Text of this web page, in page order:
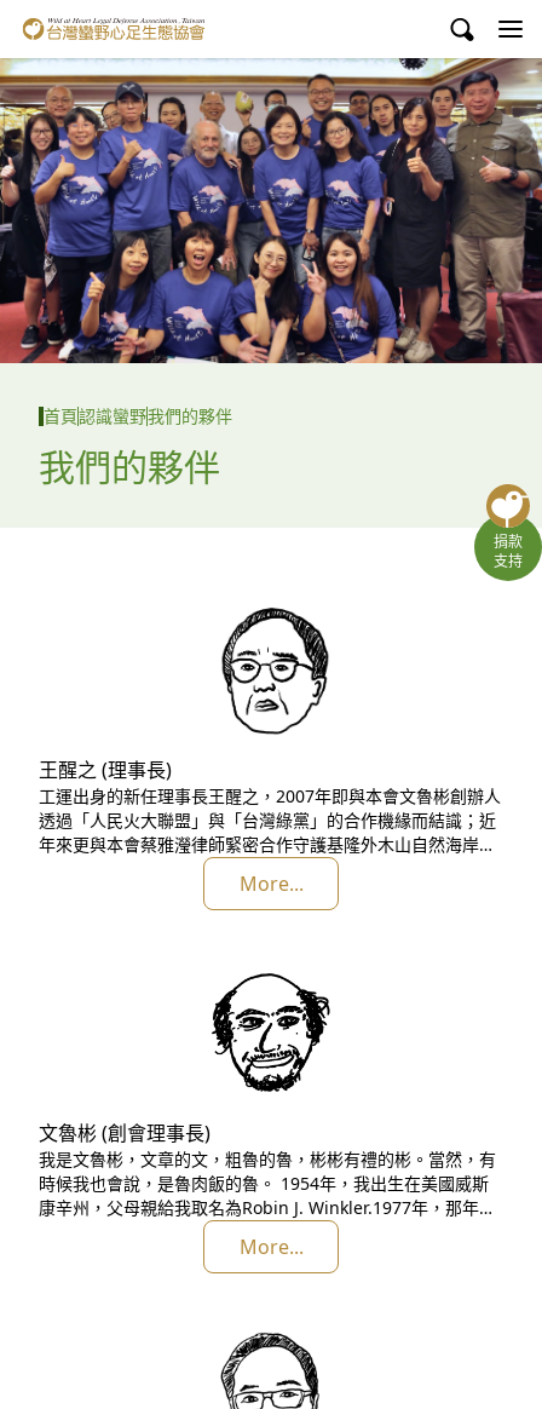
台灣蠻野心足生態協會
認識蠻野
議題與行動
環境教育
白海豚媽祖宮
支持蠻野
English
臉書
YouTube
捐款
支持
首頁認識蠻野我們的夥伴
我們的夥伴
王醒之 (理事長)
工運出身的新任理事長王醒之，2007年即與本會文魯彬創辦人
透過「人民火大聯盟」與「台灣綠黨」的合作機緣而結識；近
年來更與本會蔡雅瀅律師緊密合作守護基隆外木山自然海岸
線，而反對協和電廠天然氣（LNG）第四接收站。王醒之先生
為已故台灣鄉土文學作家王拓先生之子，王拓先生曾擔任三屆
立法委員、文建會主委（文化部前身）、並為2008年蔡英文女
More...
文魯彬 (創會理事長)
我是文魯彬，文章的文，粗魯的魯，彬彬有禮的彬。當然，有
時候我也會說，是魯肉飯的魯。 1954年，我出生在美國威斯
康辛州，父母親給我取名為Robin J. Winkler.1977年，那年我
23歲，第一次來到台灣，開始生活在這塊土地，而且深深愛上
它，至今超過35年。2003年，正式放棄美國籍，領取台灣身份
證，成為真正台灣人。 當然也有很多人，會這樣介紹我：環保
More...